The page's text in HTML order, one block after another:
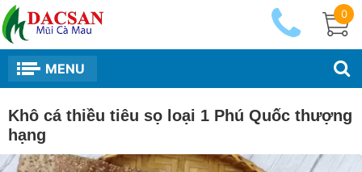
0
MENU
Khô cá thiều tiêu sọ loại 1 Phú Quốc thượng
hạng